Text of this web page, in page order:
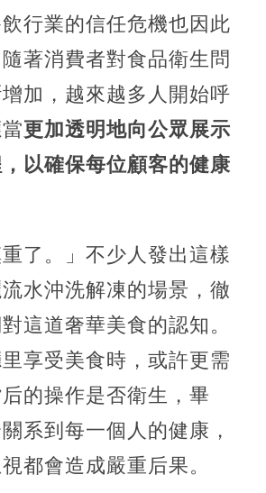
行業的信任危機也因此
著消費者對食品衛生問
加，越來越多人開始呼
更加透明地向公眾展示
以確保每位顧客的健康
重了。」不少人發出這樣
水沖洗解凍的場景，徹
這道奢華美食的認知。
享受美食時，或許更需
的操作是否衛生，畢
系到每一個人的健康，
都會造成嚴重后果。